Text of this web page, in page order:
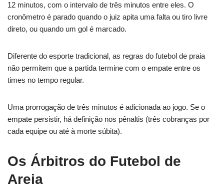
12 minutos, com o intervalo de três minutos entre eles. O
cronômetro é parado quando o juiz apita uma falta ou tiro livre
direto, ou quando um gol é marcado.
Diferente do esporte tradicional, as regras do futebol de praia
não permitem que a partida termine com o empate entre os
times no tempo regular.
Uma prorrogação de três minutos é adicionada ao jogo. Se o
empate persistir, há definição nos pênaltis (três cobranças por
cada equipe ou até à morte súbita).
Os Árbitros do Futebol de
Areia